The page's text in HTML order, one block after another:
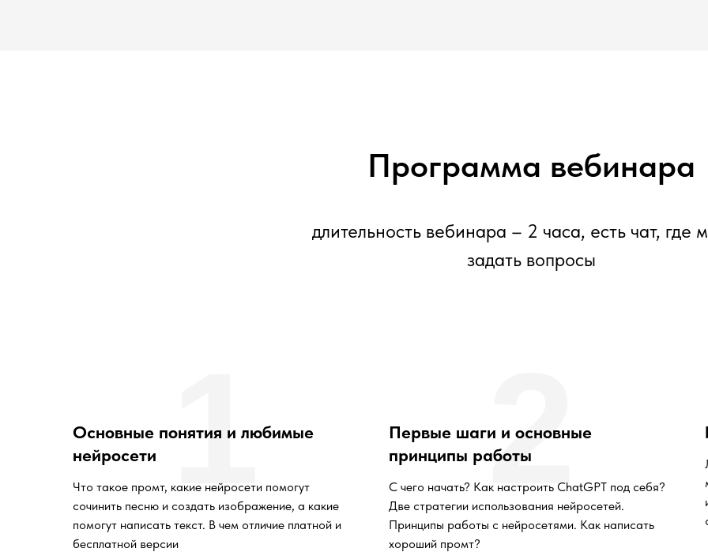
Программа вебинара
длительность вебинара – 2 часа, есть чат, где
задать вопросы
Основные понятия и любимые
нейросети
Что такое промт, какие нейросети помогут
сочинить песню и создать изображение, а какие
помогут написать текст. В чем отличие платной и
бесплатной версии
1
Первые шаги и основные
принципы работы
С чего начать? Как настроить ChatGPT под себя?
Две стратегии использования нейросетей.
Принципы работы с нейросетями. Как написать
хороший промт?
2